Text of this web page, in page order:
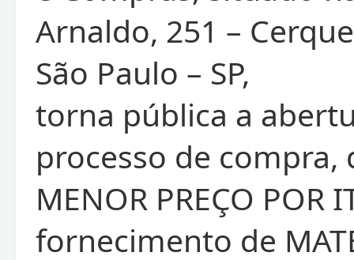
Arnaldo, 251 –
São Paulo – SP,
torna pública a
processo de compra,
MENOR PREÇO POR
fornecimento de